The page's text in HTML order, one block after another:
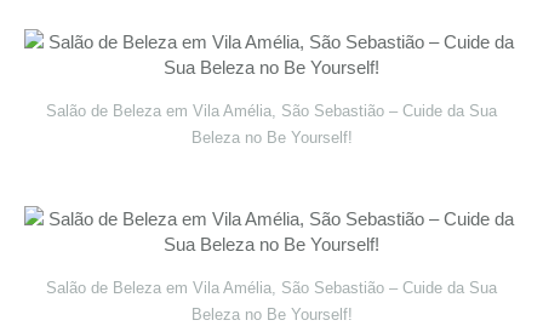
Salão de Beleza em Vila Amélia, São Sebastião – Cuide da Sua
Beleza no Be Yourself!
Salão de Beleza em Vila Amélia, São Sebastião – Cuide da Sua
Beleza no Be Yourself!